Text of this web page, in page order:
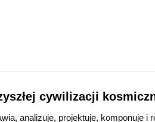
cywilizacji
analizuje, projektuje, komponuje i